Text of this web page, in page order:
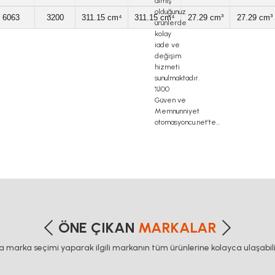
6063 3200 311.15 cm⁴ 311.15 cm⁴ 27.29 cm³ 27.29 cm³
Ø114 TAMBUR PROFİLİ Ø114 TAMBUR PROFİLİ Ø114
PROFİLİ Ø114 TAMBUR PROFİLİ Ø114 TAMBUR PROFİLİ Ø114
ÖNE ÇIKAN MARKALAR
marka seçimi yaparak ilgili markanın tüm ürünlerine kolayca